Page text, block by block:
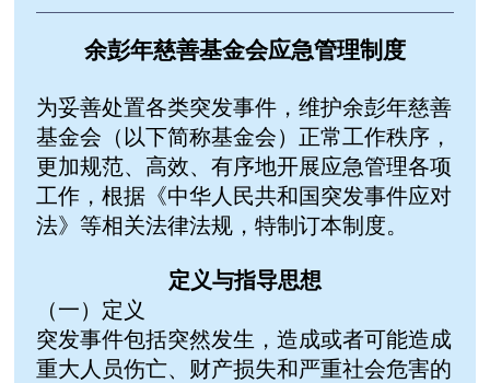
余彭年慈善基金会应急管理制度
为妥善处置各类突发事件，维护余彭年慈善
基金会（以下简称基金会）正常工作秩序，
更加规范、高效、有序地开展应急管理各项
工作，根据《中华人民共和国突发事件应对
法》等相关法律法规，特制订本制度。
定义与指导思想
（一）定义
突发事件包括突然发生，造成或者可能造成
重大人员伤亡、财产损失和严重社会危害的